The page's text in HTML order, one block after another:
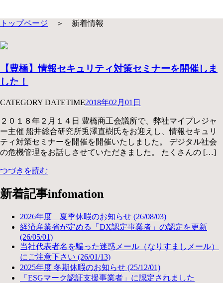
トップページ ＞ 新着情報
【豊橋】情報セキュリティ対策セミナーを開催しま
した！
CATEGORY DATETIME2018年02月01日
２０１８年２月１４日 豊橋商工会議所で、弊社マイプレジャ
ー主催 船井総合研究所兎澤直樹氏をお迎えし、情報セキュリ
ティ対策セミナーを開催を開催いたしました。 デジタル社会
の危機管理をお話しさせていただきました。 たくさんの […]
つづきを読む
新着記事infomation
2026年度 夏季休暇のお知らせ (26/08/03)
経済産業省が定める「DX認定事業者」の認定を更新
(26/05/01)
当社代表者名を騙った迷惑メール（なりすましメール）
にご注意下さい (26/01/13)
2025年度 冬期休暇のお知らせ (25/12/01)
「ESGマーク認証支援事業者」に認定されました